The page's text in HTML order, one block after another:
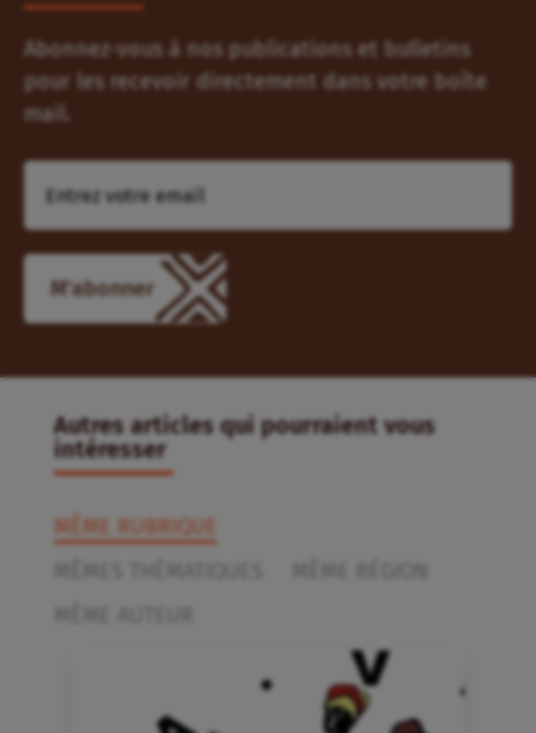
Abonnez-vous à nos publications et bulletins
pour les recevoir directement dans votre boîte
mail.
Autres articles qui pourraient vous
intéresser
MÊME RUBRIQUE